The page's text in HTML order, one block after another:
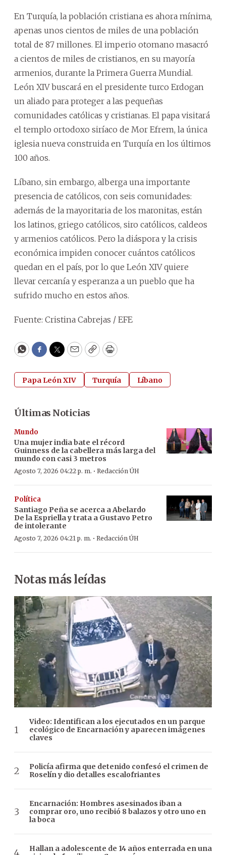
En Turquía, la población cristiana es ahora mínima,
apenas unos cientos de miles de una población
total de 87 millones. El imperio otomano masacró
a cientos de miles de cristianos, en su mayoría
armenios, durante la Primera Guerra Mundial.
León XIV buscará en el presidente turco Erdogan
un aliado para proteger a las pequeñas
comunidades católicas y cristianas. El papa visitará
el templo ortodoxo siríaco de Mor Efrem, la única
iglesia nueva construida en Turquía en los últimos
100 años.
Líbano, sin embargo, alberga una importante
presencia de católicos, con seis comunidades:
además de la mayoritaria de los maronitas, están
los latinos, griego católicos, siro católicos, caldeos
y armenios católicos. Pero la diáspora y la crisis
económica impiden conocer cuántos católicos
quedan en el país, por lo que León XIV quiere
llevar cercanía y esperanza a un pueblo que ha
sufrido mucho en estos años.
Fuente: Cristina Cabrejas / EFE
WhatsApp
Facebook
Twitter
EmailCopyPrint
Papa León XIV Turquía Líbano
Últimas Noticias
Mundo
Una mujer india bate el récord
Guinness de la cabellera más larga del
mundo con casi 3 metros
Agosto 7, 2026 04:22 p. m. · Redacción ÚH
Política
Santiago Peña se acerca a Abelardo
De la Espriella y trata a Gustavo Petro
de intolerante
Agosto 7, 2026 04:21 p. m. · Redacción ÚH
Notas más leídas
Video: Identifican a los ejecutados en un parque
ecológico de Encarnación y aparecen imágenes
claves
Policía afirma que detenido confesó el crimen de
Roselín y dio detalles escalofriantes
Encarnación: Hombres asesinados iban a
comprar oro, uno recibió 8 balazos y otro uno en
la boca
Hallan a adolescente de 14 años enterrada en una